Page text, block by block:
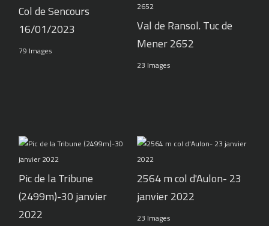
Col de Sencours
16/01/2023
79 Images
Val de Ransol. Tuc de
Mener 2652
23 Images
Pic de la Tribune
(2499m)-30 janvier
2022
2564 m col d'Aulon- 23
janvier 2022
23 Images